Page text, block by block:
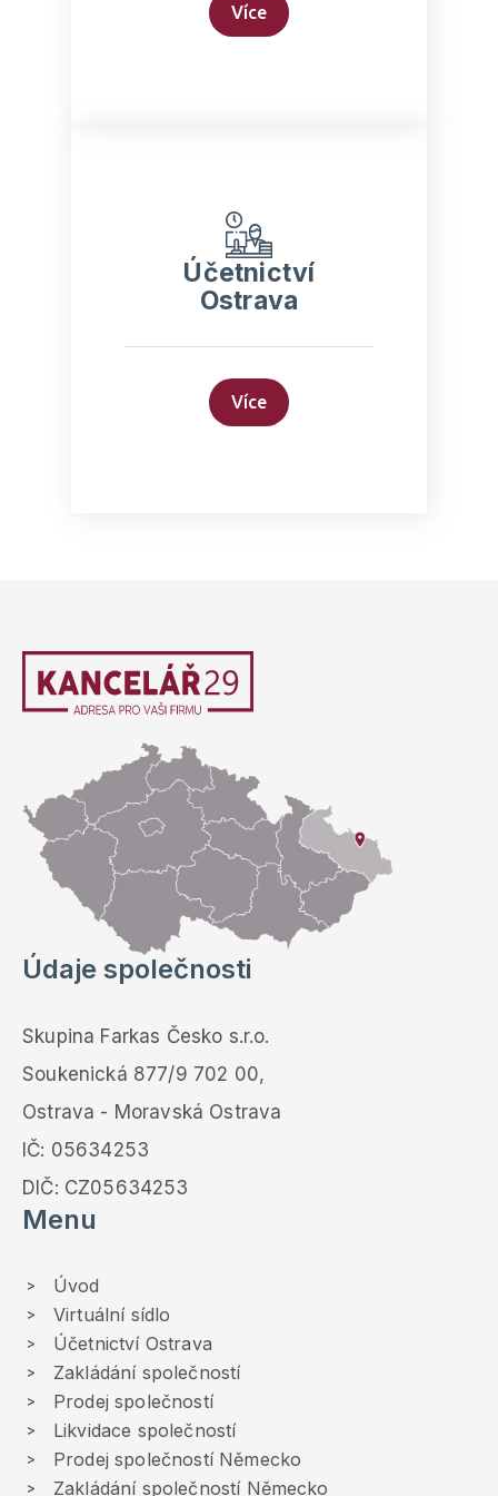
Více
Účetnictví
Ostrava
Více
Účetnictví Ostrava
Kompletní zastupování před
Dedikovaný účetní a mzdový
Konzultace v rámci
poskytovaných služeb
Údaje společnosti
Skupina Farkas Česko s.r.o.
Soukenická 877/9 702 00,
Ostrava - Moravská Ostrava
IČ: 05634253
DIČ: CZ05634253
Menu
Úvod
Virtuální sídlo
Účetnictví Ostrava
Zakládání společností
Prodej společností
Likvidace společností
Prodej společností Německo
Zakládání společností Německo